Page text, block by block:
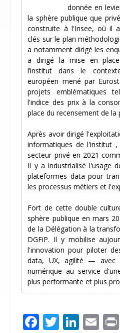
donnée en
la sphère publique que
construite à l'Insee, où il
clés sur le plan
a notamment dirigé les
a dirigé la mise en
l’institut dans le
européen mené par
projets emblématiques
l'indice des prix à la
place du recensement de
Après avoir dirigé
informatiques de l'institut
secteur privé en 2021
Il y a industrialisé l'usage
plateformes data pour
les processus métiers et
Fort de cette double
sphère publique en mars
de la Délégation à la
DGFiP. Il y mobilise
l'innovation pour piloter
data, UX, agilité — avec
numérique au service
plus performante et plus
F T Li E